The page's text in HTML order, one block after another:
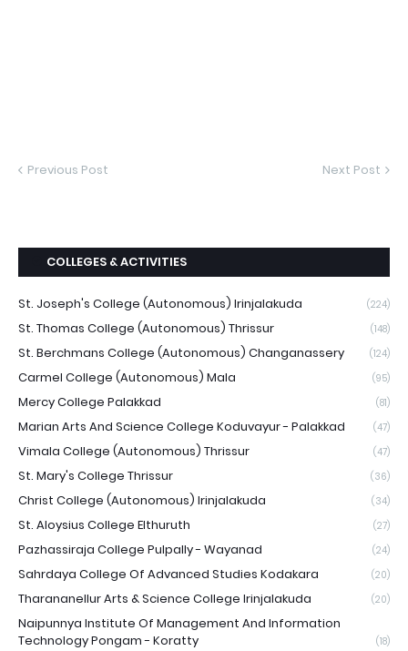
Previous Post Next Post
COLLEGES & ACTIVITIES
St. Joseph's College (Autonomous) Irinjalakuda (224)
St. Thomas College (Autonomous) Thrissur (148)
St. Berchmans College (Autonomous) Changanassery (124)
Carmel College (Autonomous) Mala (95)
Mercy College Palakkad (81)
Marian Arts And Science College Koduvayur - Palakkad (47)
Vimala College (Autonomous) Thrissur (47)
St. Mary's College Thrissur (36)
Christ College (Autonomous) Irinjalakuda (34)
St. Aloysius College Elthuruth (27)
Pazhassiraja College Pulpally - Wayanad (24)
Sahrdaya College Of Advanced Studies Kodakara (20)
Tharananellur Arts & Science College Irinjalakuda (20)
Naipunnya Institute Of Management And Information
Technology Pongam - Koratty
(18)